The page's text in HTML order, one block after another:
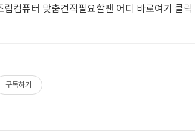
립컴퓨터 맞춤견적필요할땐 어디 바로여기 클
구독하기